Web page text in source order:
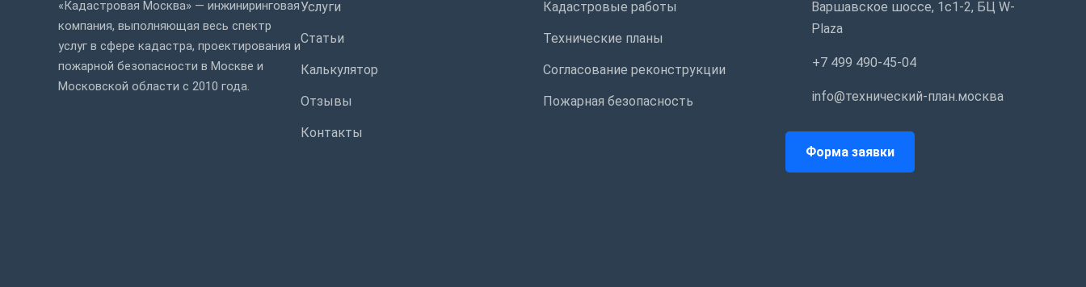
«Кадастровая Москва» — инжиниринговая
компания, выполняющая весь спектр
услуг в сфере кадастра, проектирования и
пожарной безопасности в Москве и
Московской области с 2010 года.
Услуги
Статьи
Калькулятор
Отзывы
Контакты
Кадастровые работы
Технические планы
Согласование реконструкции
Пожарная безопасность
Варшавское шоссе, 1с1-2, БЦ W-
Plaza
+7 499 490-45-04
info@технический-план.москва
Форма заявки